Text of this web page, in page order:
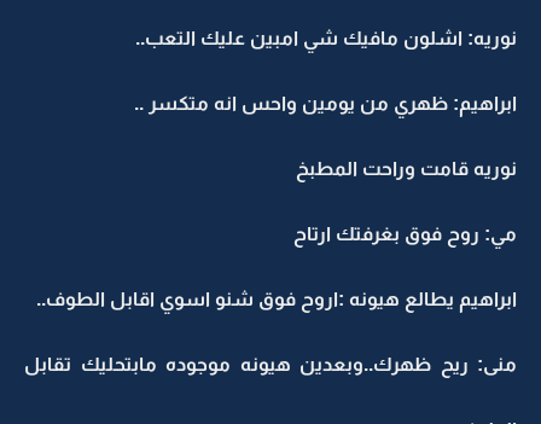
نوريه: اشلون مافيك شي امبين عليك التعب..
ابراهيم: ظهري من يومين واحس انه متكسر ..
نوريه قامت وراحت المطبخ
مي: روح فوق بغرفتك ارتاح
ابراهيم يطالع هيونه :اروح فوق شنو اسوي اقابل الطوف..
منى: ريح ظهرك..وبعدين هيونه موجوده مابتحليك تقابل